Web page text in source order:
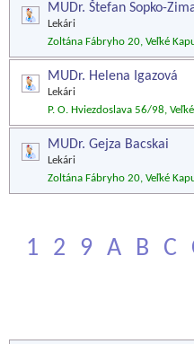
MUDr. Štefan Sopko-
Lekári
Zoltána Fábryho 20, Veľké
MUDr. Helena Igazová
Lekári
P. O. Hviezdoslava 56/98,
MUDr. Gejza Bacskai
Lekári
Zoltána Fábryho 20, Veľké
1 2 9 A B C